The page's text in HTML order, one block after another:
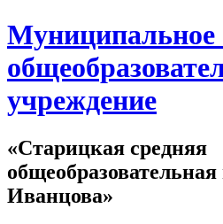
Муниципальное
учреждение
«Старицкая средняя
Иванцова»